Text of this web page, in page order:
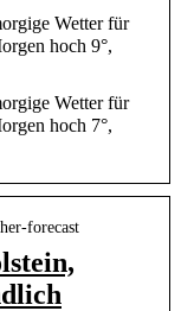
Wetter für
hoch 9°,
Wetter für
hoch 7°,
forecast